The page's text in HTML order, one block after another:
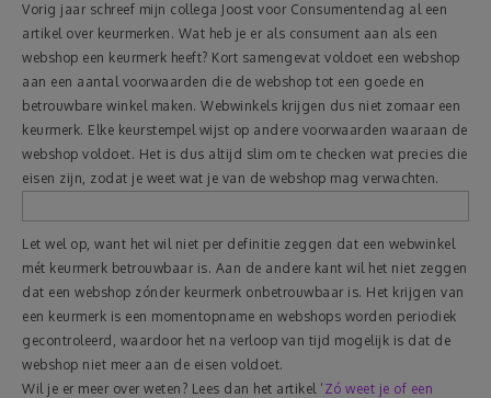
Eten & Drinken
Mode & Verzorging
Korting
Vorig jaar schreef mijn collega Joost voor Consumentendag al een
artikel over keurmerken. Wat heb je er als consument aan als een
webshop een keurmerk heeft? Kort samengevat voldoet een webshop
aan een aantal voorwaarden die de webshop tot een goede en
betrouwbare winkel maken. Webwinkels krijgen dus niet zomaar een
keurmerk. Elke keurstempel wijst op andere voorwaarden waaraan de
webshop voldoet. Het is dus altijd slim om te checken wat precies die
eisen zijn, zodat je weet wat je van de webshop mag verwachten.
Let wel op, want het wil niet per definitie zeggen dat een webwinkel
mét keurmerk betrouwbaar is. Aan de andere kant wil het niet zeggen
dat een webshop zónder keurmerk onbetrouwbaar is. Het krijgen van
een keurmerk is een momentopname en webshops worden periodiek
gecontroleerd, waardoor het na verloop van tijd mogelijk is dat de
webshop niet meer aan de eisen voldoet.
Wil je er meer over weten? Lees dan het artikel ‘ Zó weet je of een